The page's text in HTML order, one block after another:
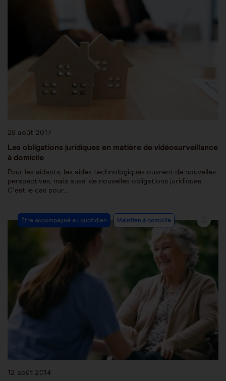
28 août 2017
Les obligations juridiques en matière de vidéosurveillance
à domicile
Pour les aidants, les aides technologiques ouvrent de nouvelles
perspectives, mais aussi de nouvelles obligations juridiques.
C’est le cas pour…
Être accompagné au quotidien Maintien à domicile
12 août 2014